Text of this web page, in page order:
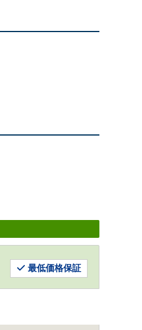
最低価格保証